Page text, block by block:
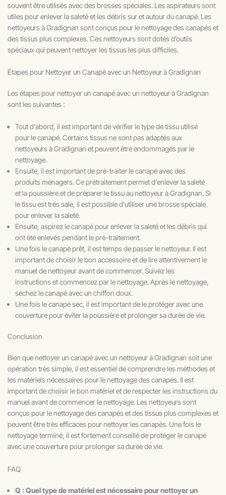
souvent être utilisés avec des brosses spéciales. Les aspirateurs sont
utiles pour enlever la saleté et les débris sur et autour du canapé. Les
nettoyeurs à Gradignan sont conçus pour le nettoyage des canapés et
des tissus plus complexes. Ces nettoyeurs sont dotés d’outils
spéciaux qui peuvent nettoyer les tissus les plus difficiles.
Étapes pour Nettoyer un Canapé avec un Nettoyeur à Gradignan
Les étapes pour nettoyer un canapé avec un nettoyeur à Gradignan
sont les suivantes :
Tout d'abord, il est important de vérifier le type de tissu utilisé
pour le canapé. Certains tissus ne sont pas adaptés aux
nettoyeurs à Gradignan et peuvent être endommagés par le
nettoyage.
Ensuite, il est important de pré-traiter le canapé avec des
produits ménagers. Ce prétraitement permet d'enlever la saleté
et la poussière et de préparer le tissu au nettoyeur à Gradignan. Si
le tissu est très sale, il est possible d'utiliser une brosse spéciale
pour enlever la saleté.
Ensuite, aspirez le canapé pour enlever la saleté et les débris qui
ont été enlevés pendant le pré-traitement.
Une fois le canapé prêt, il est temps de passer le nettoyeur. Il est
important de choisir le bon accessoire et de lire attentivement le
manuel de nettoyeur avant de commencer. Suivez les
instructions et commencez par le nettoyage. Après le nettoyage,
séchez le canapé avec un chiffon doux.
Une fois le canapé sec, il est important de le protéger avec une
couverture pour éviter la poussière et prolonger sa durée de vie.
Conclusion
Bien que nettoyer un canapé avec un nettoyeur à Gradignan soit une
opération très simple, il est essentiel de comprendre les méthodes et
les matériels nécessaires pour le nettoyage des canapés. Il est
important de choisir le bon matériel et de respecter les instructions du
manuel avant de commencer le nettoyage. Les nettoyeurs sont
conçus pour le nettoyage des canapés et des tissus plus complexes et
peuvent être très efficaces pour nettoyer les canapés. Une fois le
nettoyage terminé, il est fortement conseillé de protéger le canapé
avec une couverture pour prolonger sa durée de vie.
FAQ
Q : Quel type de matériel est nécessaire pour nettoyer un